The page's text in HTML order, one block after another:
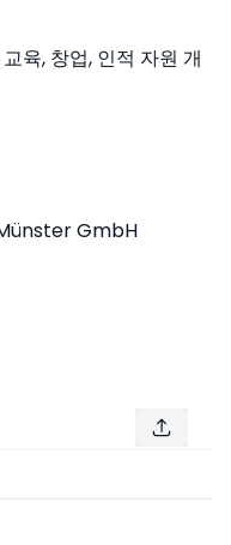
육, 창업, 인적 자원 개
GmbH